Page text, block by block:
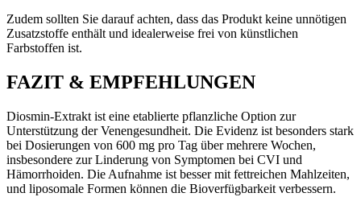
Zudem sollten Sie darauf achten, dass das Produkt keine unnötigen
Zusatzstoffe enthält und idealerweise frei von künstlichen
Farbstoffen ist.
FAZIT & EMPFEHLUNGEN
Diosmin-Extrakt ist eine etablierte pflanzliche Option zur
Unterstützung der Venengesundheit. Die Evidenz ist besonders stark
bei Dosierungen von 600 mg pro Tag über mehrere Wochen,
insbesondere zur Linderung von Symptomen bei CVI und
Hämorrhoiden. Die Aufnahme ist besser mit fettreichen Mahlzeiten,
und liposomale Formen können die Bioverfügbarkeit verbessern.